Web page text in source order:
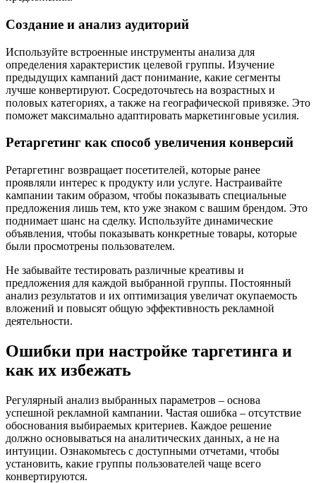
Создание и анализ аудиторий
Используйте встроенные инструменты анализа для
определения характеристик целевой группы. Изучение
предыдущих кампаний даст понимание, какие сегменты
лучше конвертируют. Сосредоточьтесь на возрастных и
половых категориях, а также на географической привязке. Это
поможет максимально адаптировать маркетинговые усилия.
Ретаргетинг как способ увеличения конверсий
Ретаргетинг возвращает посетителей, которые ранее
проявляли интерес к продукту или услуге. Настраивайте
кампании таким образом, чтобы показывать специальные
предложения лишь тем, кто уже знаком с вашим брендом. Это
поднимает шанс на сделку. Используйте динамические
объявления, чтобы показывать конкретные товары, которые
были просмотрены пользователем.
Не забывайте тестировать различные креативы и
предложения для каждой выбранной группы. Постоянный
анализ результатов и их оптимизация увеличат окупаемость
вложений и повысят общую эффективность рекламной
деятельности.
Ошибки при настройке таргетинга и
как их избежать
Регулярный анализ выбранных параметров – основа
успешной рекламной кампании. Частая ошибка – отсутствие
обоснования выбираемых критериев. Каждое решение
должно основываться на аналитических данных, а не на
интуиции. Ознакомьтесь с доступными отчетами, чтобы
установить, какие группы пользователей чаще всего
конвертируются.